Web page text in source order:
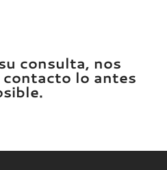
consulta, nos
lo antes